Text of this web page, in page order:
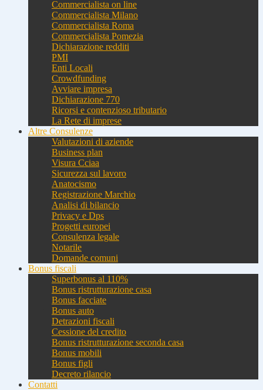
Commercialista on line
Commercialista Milano
Commercialista Roma
Commercialista Pomezia
Dichiarazione redditi
PMI
Enti Locali
Crowdfunding
Avviare impresa
Dichiarazione 770
Ricorsi e contenzioso tributario
La Rete di imprese
Altre Consulenze
Valutazioni di aziende
Business plan
Visura Cciaa
Sicurezza sul lavoro
Anatocismo
Registrazione Marchio
Analisi di bilancio
Privacy e Dps
Progetti europei
Consulenza legale
Notarile
Domande comuni
Bonus fiscali
Superbonus al 110%
Bonus ristrutturazione casa
Bonus facciate
Bonus auto
Detrazioni fiscali
Cessione del credito
Bonus ristrutturazione seconda casa
Bonus mobili
Bonus figli
Decreto rilancio
Contatti